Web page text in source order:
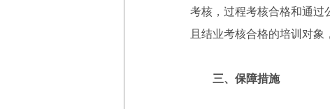
考核，过程考核合格和通过
且结业考核合格的培训对象
三、保障措施